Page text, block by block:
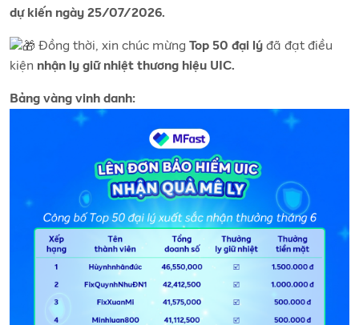
dự kiến ngày 25/07/2026.
Đồng thời, xin chúc mừng Top 50 đại lý đã đạt điều
kiện nhận ly giữ nhiệt thương hiệu UIC.
Bảng vàng vinh danh: